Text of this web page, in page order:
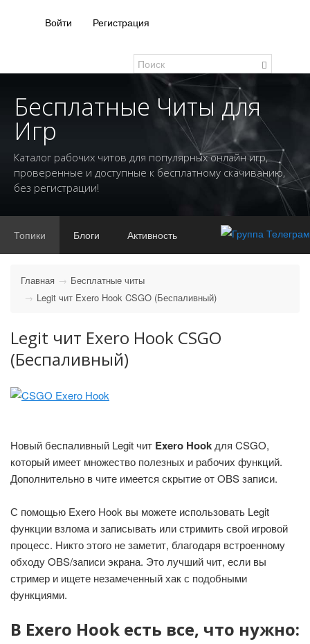
Войти Регистрация
Бесплатные Читы для
Игр
Каталог рабочих читов для популярных онлайн игр,
проверенные и доступные к бесплатному скачиванию,
без регистрации!
Топики Блоги Активность
Главная
Бесплатные читы
Legit чит Exero Hook CSGO (Беспаливный)
Legit чит Exero Hook CSGO
(Беспаливный)
Новый беспаливный Legit чит Exero Hookдля CSGO,
который имеет множество полезных и рабочих функций.
Дополнительно в чите имеется скрытие от OBS записи.
С помощью Exero Hook вы можете использовать Legit
функции взлома и записывать или стримить свой игровой
процесс. Никто этого не заметит, благодаря встроенному
обходу OBS/записи экрана. Это лучший чит, если вы
стример и ищете незамеченный хак с подобными
функциями.
В Exero Hook есть все, что нужно: